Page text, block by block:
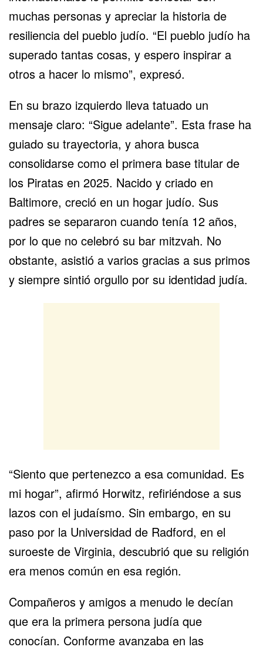
muchas personas y apreciar la historia de
resiliencia del pueblo judío. “El pueblo judío ha
superado tantas cosas, y espero inspirar a
otros a hacer lo mismo”, expresó.
En su brazo izquierdo lleva tatuado un
mensaje claro: “Sigue adelante”. Esta frase ha
guiado su trayectoria, y ahora busca
consolidarse como el primera base titular de
los Piratas en 2025. Nacido y criado en
Baltimore, creció en un hogar judío. Sus
padres se separaron cuando tenía 12 años,
por lo que no celebró su bar mitzvah. No
obstante, asistió a varios gracias a sus primos
y siempre sintió orgullo por su identidad judía.
“Siento que pertenezco a esa comunidad. Es
mi hogar”, afirmó Horwitz, refiriéndose a sus
lazos con el judaísmo. Sin embargo, en su
paso por la Universidad de Radford, en el
suroeste de Virginia, descubrió que su religión
era menos común en esa región.
Compañeros y amigos a menudo le decían
que era la primera persona judía que
conocían. Conforme avanzaba en las